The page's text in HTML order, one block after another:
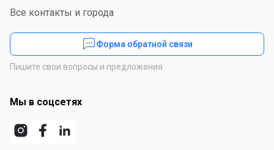
Все контакты и города
Форма обратной связи
Пишите свои вопросы и предложения
Мы в соцсетях